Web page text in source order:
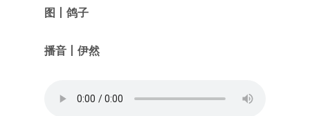
图丨鸽子
播音丨伊然